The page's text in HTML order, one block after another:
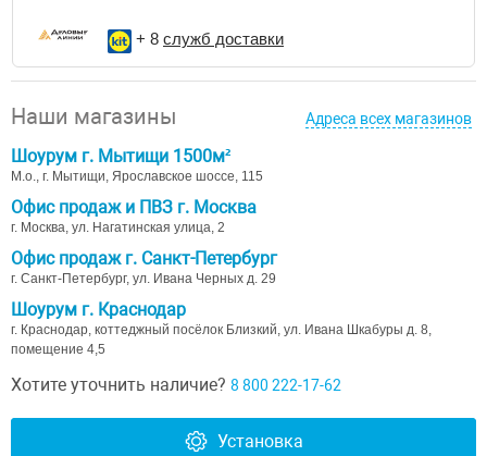
+ 8 служб доставки
Наши магазины Адреса всех магазинов
Шоурум г. Мытищи 1500м²
М.о., г. Мытищи, Ярославское шоссе, 115
Офис продаж и ПВЗ г. Москва
г. Москва, ул. Нагатинская улица, 2
Офис продаж г. Санкт-Петербург
г. Санкт-Петербург, ул. Ивана Черных д. 29
Шоурум г. Краснодар
г. Краснодар, коттеджный посёлок Близкий, ул. Ивана Шкабуры д. 8,
помещение 4,5
Хотите уточнить наличие? 8 800 222-17-62
Установка